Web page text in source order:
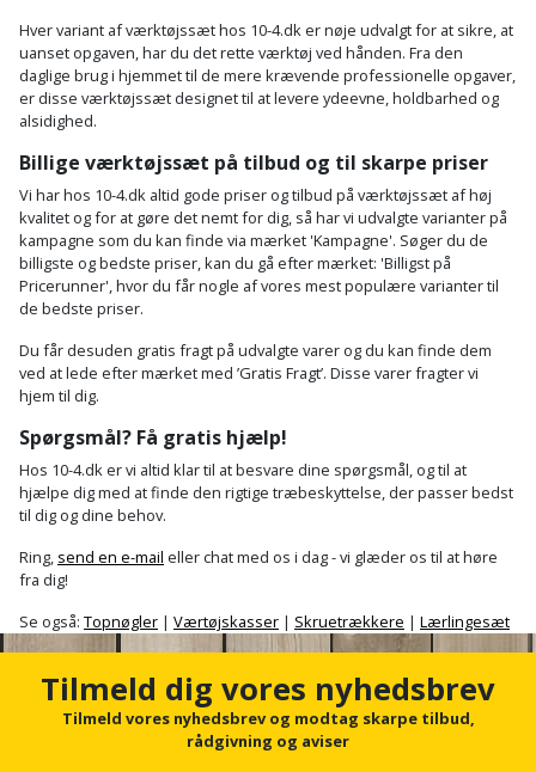
Hver variant af værktøjssæt hos 10-4.dk er nøje udvalgt for at sikre, at
uanset opgaven, har du det rette værktøj ved hånden. Fra den
daglige brug i hjemmet til de mere krævende professionelle opgaver,
er disse værktøjssæt designet til at levere ydeevne, holdbarhed og
alsidighed.
Billige værktøjssæt på tilbud og til skarpe priser
Vi har hos 10-4.dk altid gode priser og tilbud på værktøjssæt af høj
kvalitet og for at gøre det nemt for dig, så har vi udvalgte varianter på
kampagne som du kan finde via mærket 'Kampagne'. Søger du de
billigste og bedste priser, kan du gå efter mærket: 'Billigst på
Pricerunner', hvor du får nogle af vores mest populære varianter til
de bedste priser.
Du får desuden gratis fragt på udvalgte varer og du kan finde dem
ved at lede efter mærket med ’Gratis Fragt’. Disse varer fragter vi
hjem til dig.
Spørgsmål? Få gratis hjælp!
Hos 10-4.dk er vi altid klar til at besvare dine spørgsmål, og til at
hjælpe dig med at finde den rigtige træbeskyttelse, der passer bedst
til dig og dine behov.
Ring, send en e-mail eller chat med os i dag - vi glæder os til at høre
fra dig!
Se også: Topnøgler | Værtøjskasser | Skruetrækkere | Lærlingesæt
Tilmeld dig vores nyhedsbrev
Tilmeld vores nyhedsbrev og modtag skarpe tilbud,
rådgivning og aviser